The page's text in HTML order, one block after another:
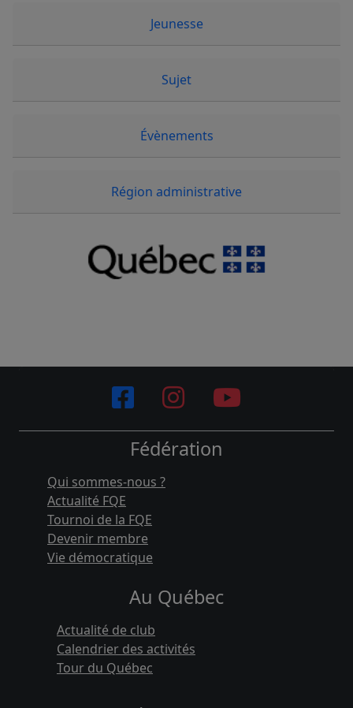
Jeunesse
Sujet
Évènements
Région administrative
Fédération
Qui sommes-nous ?
Actualité FQE
Tournoi de la FQE
Devenir membre
Vie démocratique
Au Québec
Actualité de club
Calendrier des activités
Tour du Québec